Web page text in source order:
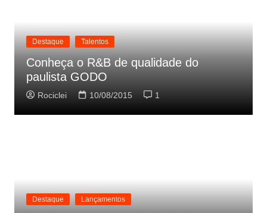
Destaque Talentos
Conheça o R&B de qualidade do
paulista GODO
Rociclei 10/08/2015 1
Destaque Lançamentos